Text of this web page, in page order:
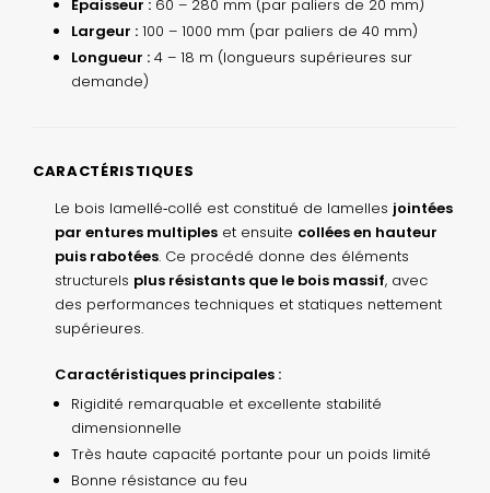
Épaisseur : 60 – 280 mm (par paliers de 20 mm)
Largeur : 100 – 1000 mm (par paliers de 40 mm)
Longueur : 4 – 18 m (longueurs supérieures sur
demande)
CARACTÉRISTIQUES
Le bois lamellé‑collé est constitué de lamelles jointées
par entures multiples et ensuite collées en hauteur
puis rabotées. Ce procédé donne des éléments
structurels plus résistants que le bois massif, avec
des performances techniques et statiques nettement
supérieures.
Caractéristiques principales :
Rigidité remarquable et excellente stabilité
dimensionnelle
Très haute capacité portante pour un poids limité
Bonne résistance au feu